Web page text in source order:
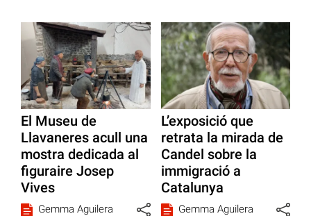
El Museu de
Llavaneres acull una
mostra dedicada al
figuraire Josep
Vives
Gemma Aguilera
L’exposició que
retrata la mirada de
Candel sobre la
immigració a
Catalunya
Gemma Aguilera